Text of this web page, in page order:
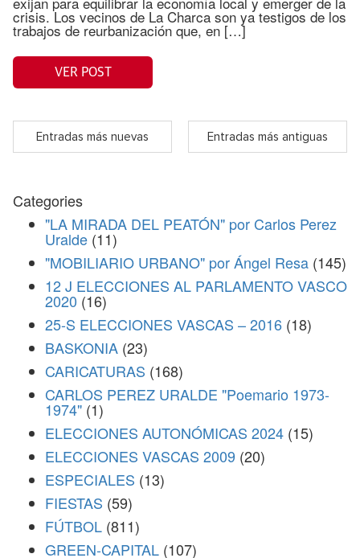
crisis. Los vecinos de La Charca son ya testigos de los
trabajos de reurbanización que, en […]
VER POST
Entradas más nuevas Entradas más antiguas
Categories
"LA MIRADA DEL PEATÓN" por Carlos Perez
Uralde (11)
"MOBILIARIO URBANO" por Ángel Resa (145)
12 J ELECCIONES AL PARLAMENTO VASCO
2020 (16)
25-S ELECCIONES VASCAS – 2016 (18)
BASKONIA (23)
CARICATURAS (168)
CARLOS PEREZ URALDE "Poemario 1973-
1974" (1)
ELECCIONES AUTONÓMICAS 2024 (15)
ELECCIONES VASCAS 2009 (20)
ESPECIALES (13)
FIESTAS (59)
FÚTBOL (811)
GREEN-CAPITAL (107)